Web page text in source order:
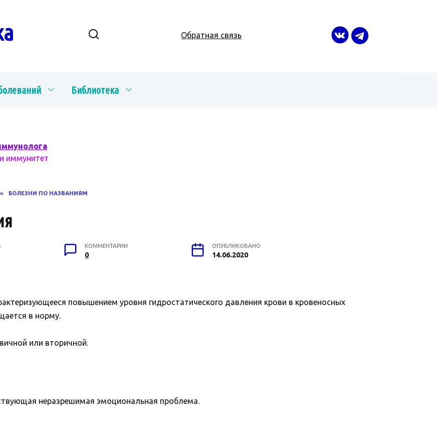
Обратная связь
Библиотека
иммунитет
» БОЛЕЗНИ ПО НАЗВАНИЯМ
КОММЕНТАРИИ
0
ОПУБЛИКОВАНО
14.06.2020
повышением уровня гидростатического давления крови в кровеносных
в норму.
или вторичной.
неразрешимая эмоциональная проблема.